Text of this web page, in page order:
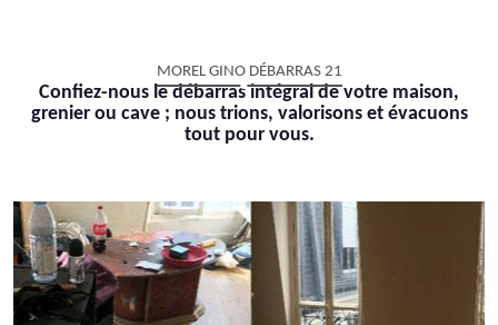
MOREL GINO DÉBARRAS 21
Confiez-nous le débarras intégral de votre maison,
grenier ou cave ; nous trions, valorisons et évacuons
tout pour vous.